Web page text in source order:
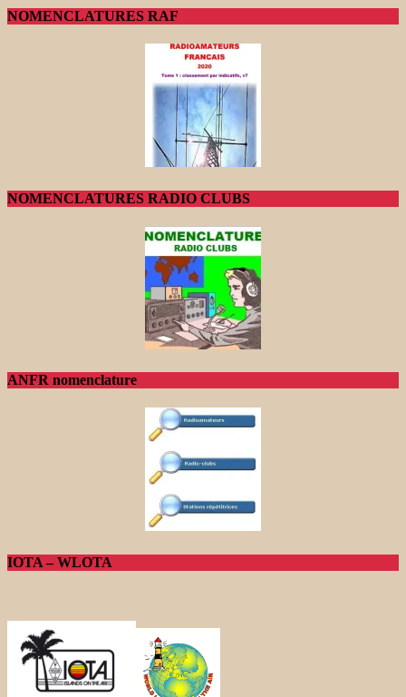
NOMENCLATURES RAF
NOMENCLATURES RADIO CLUBS
ANFR nomenclature
IOTA – WLOTA